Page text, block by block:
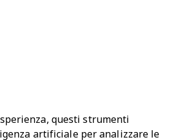
questi strumenti
artificiale per analizzare le